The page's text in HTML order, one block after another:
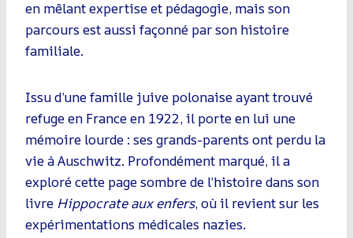
en mêlant expertise et pédagogie, mais son
parcours est aussi façonné par son histoire
familiale.
Issu d’une famille juive polonaise ayant trouvé
refuge en France en 1922, il porte en lui une
mémoire lourde : ses grands-parents ont perdu la
vie à Auschwitz. Profondément marqué, il a
exploré cette page sombre de l’histoire dans son
livre Hippocrate aux enfers, où il revient sur les
expérimentations médicales nazies.